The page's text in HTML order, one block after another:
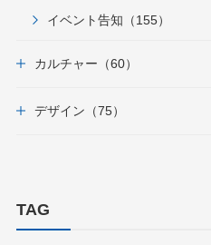
イベント告知（155）
カルチャー（60）
デザイン（75）
TAG